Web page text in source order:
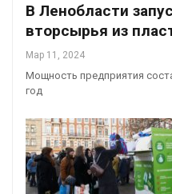
В Ленобласти
вторсырья из
Мар 11, 2024
Мощность предприятия
год